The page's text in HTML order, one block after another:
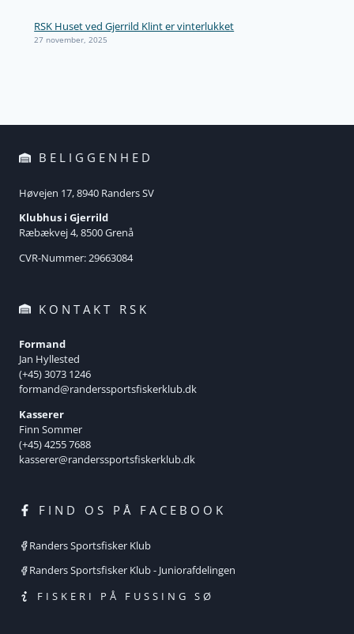
RSK Huset ved Gjerrild Klint er vinterlukket
27 november, 2025
BELIGGENHED
Høvejen 17, 8940 Randers SV
Klubhus i Gjerrild
Ræbækvej 4, 8500 Grenå
CVR-Nummer: 29663084
KONTAKT RSK
Formand
Jan Hyllested
(+45) 3073 1246
formand@randerssportsfiskerklub.dk
Kasserer
Finn Sommer
(+45) 4255 7688
kasserer@randerssportsfiskerklub.dk
FIND OS PÅ FACEBOOK
Randers Sportsfisker Klub
Randers Sportsfisker Klub - Juniorafdelingen
FISKERI PÅ FUSSING SØ